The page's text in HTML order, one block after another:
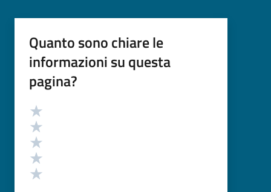
Quanto sono chiare le
informazioni su questa
pagina?
Valutazione